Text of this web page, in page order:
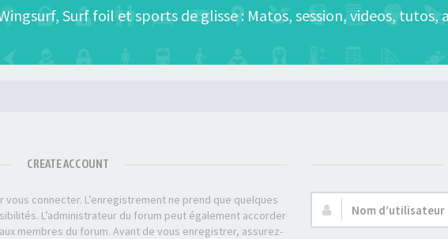
Surf foil et sports de glisse : Matos, session, videos, tutos,
CREATE ACCOUNT
connecter. L’enregistrement ne prend que quelques
L’administrateur du forum peut également accorder
membres du forum. Avant de vous enregistrer, assurez-
Nom
d’utilisateur :